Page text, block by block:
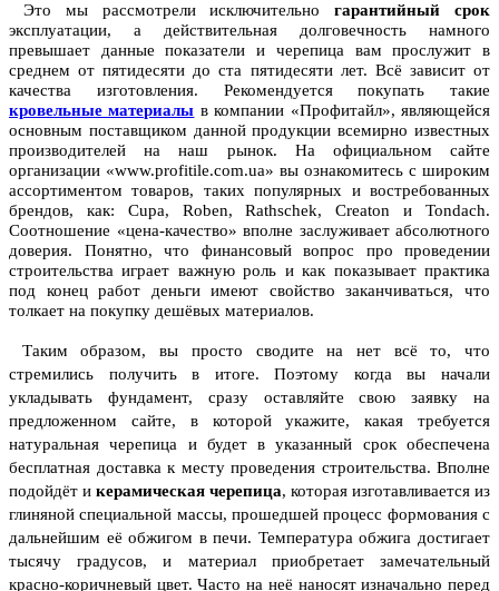
Это мы рассмотрели исключительногарантийный срок
эксплуатации, а действительная долговечность намного
превышает данные показатели и черепица вам прослужит в
среднем от пятидесяти до ста пятидесяти лет. Всё зависит от
качества изготовления. Рекомендуется покупать такие
кровельные материалы в компании «Профитайл», являющейся
основным поставщиком данной продукции всемирно известных
производителей на наш рынок. На официальном сайте
организации «www.profitile.com.ua» вы ознакомитесь с широким
ассортиментом товаров, таких популярных и востребованных
брендов, как: Cupa, Roben, Rathschek, Creaton и Tondach.
Соотношение «цена-качество» вполне заслуживает абсолютного
доверия. Понятно, что финансовый вопрос про проведении
строительства играет важную роль и как показывает практика
под конец работ деньги имеют свойство заканчиваться, что
толкает на покупку дешёвых материалов.
Таким образом, вы просто сводите на нет всё то, что
стремились получить в итоге. Поэтому когда вы начали
укладывать фундамент, сразу оставляйте свою заявку на
предложенном сайте, в которой укажите, какая требуется
натуральная черепица и будет в указанный срок обеспечена
бесплатная доставка к месту проведения строительства. Вполне
подойдёт и керамическая черепица, которая изготавливается из
глиняной специальной массы, прошедшей процесс формования с
дальнейшим её обжигом в печи. Температура обжига достигает
тысячу градусов, и материал приобретает замечательный
красно-коричневый цвет. Часто на неё наносят изначально перед